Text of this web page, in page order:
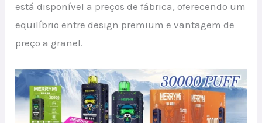
está disponível a preços de fábrica, oferecendo um
equilíbrio entre design premium e vantagem de
preço a granel.